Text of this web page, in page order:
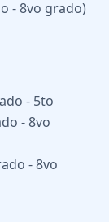
- 8vo grado)
- 5to
- 8vo
- 8vo